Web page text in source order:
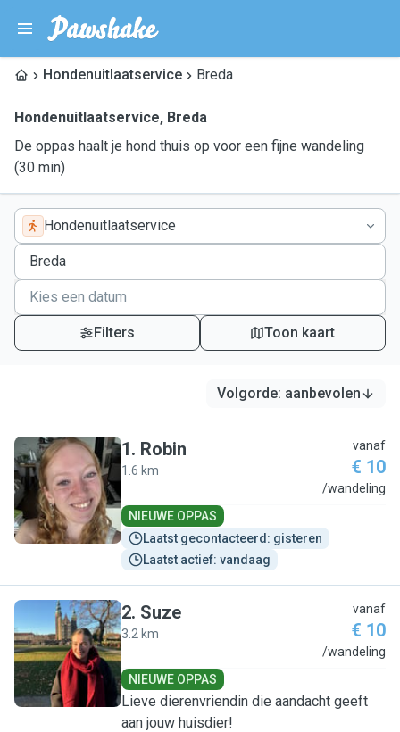
Hondenuitlaatservice Breda
Hondenuitlaatservice, Breda
De oppas haalt je hond thuis op voor een fijne wandeling
(30 min)
Hondenuitlaatservice
Filters Toon kaart
Volgorde: aanbevolen
R
1. Robin
1.6 km
vanaf
€ 10
/wandeling
NIEUWE OPPAS
Laatst gecontacteerd: gisteren
Laatst actief: vandaag
S
2. Suze
3.2 km
vanaf
€ 10
/wandeling
NIEUWE OPPAS
Lieve dierenvriendin die aandacht geeft
aan jouw huisdier!